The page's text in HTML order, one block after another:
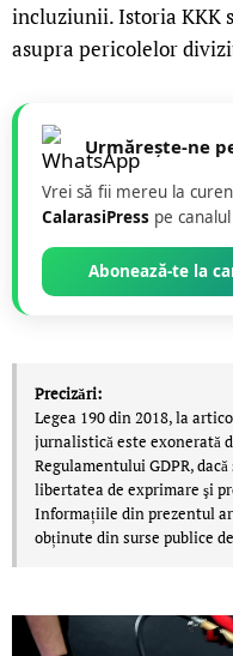
incluziunii. Istoria KKK
asupra pericolelor
Urmărește-ne
Vrei să fii mereu la
CalarasiPress pe
Abonează-te la
Precizări:
Legea 190 din 2018, la
jurnalistică este exonerată
Regulamentului GDPR,
libertatea de exprimare şi
Informațiile din prezentul
obținute din surse publice